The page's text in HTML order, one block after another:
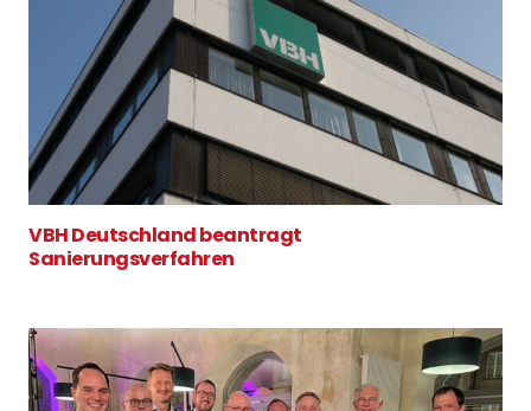
VBH Deutschland beantragt
Sanierungsverfahren